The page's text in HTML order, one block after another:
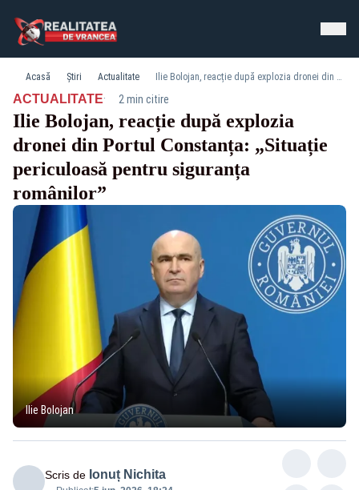
Acasă Știri Actualitate Ilie Bolojan, reacție după explozia dronei din Portul Constanța: „Situație periculoasă pentru siguranța românilor”
ACTUALITATE· 2 min citire
Ilie Bolojan, reacție după explozia
dronei din Portul Constanța: „Situație
periculoasă pentru siguranța
românilor”
Ilie Bolojan
Scris de Ionuț Nichita